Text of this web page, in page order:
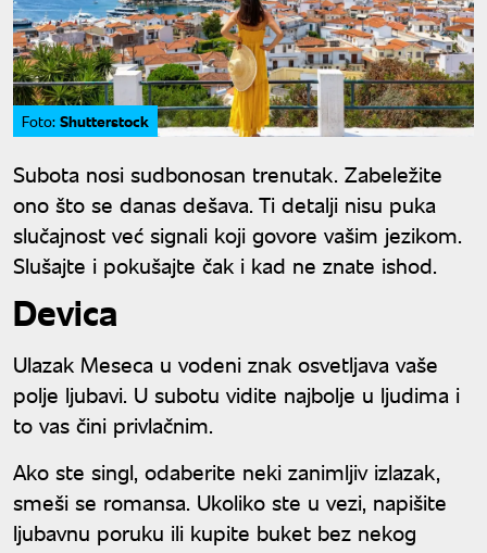
Foto: Shutterstock
Subota nosi sudbonosan trenutak. Zabeležite
ono što se danas dešava. Ti detalji nisu puka
slučajnost već signali koji govore vašim jezikom.
Slušajte i pokušajte čak i kad ne znate ishod.
Devica
Ulazak Meseca u vodeni znak osvetljava vaše
polje ljubavi. U subotu vidite najbolje u ljudima i
to vas čini privlačnim.
Ako ste singl, odaberite neki zanimljiv izlazak,
smeši se romansa. Ukoliko ste u vezi, napišite
ljubavnu poruku ili kupite buket bez nekog